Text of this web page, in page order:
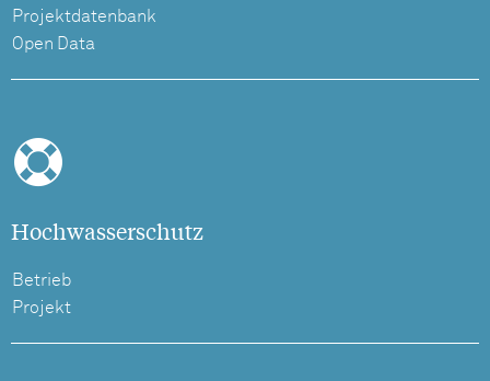
Projektdatenbank
Open Data
Hochwasserschutz
Betrieb
Projekt